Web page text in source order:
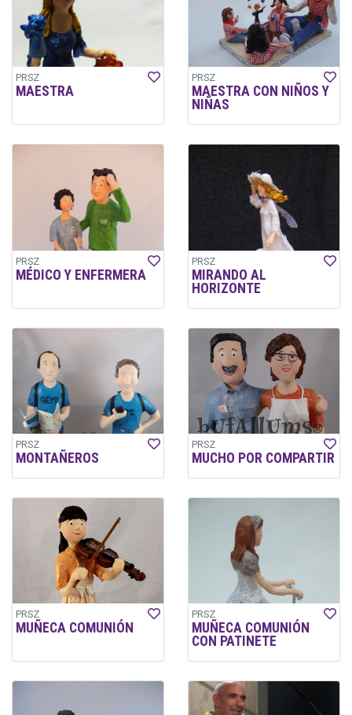
PRSZ
MAESTRA
PRSZ
MAESTRA CON NIÑOS Y
NIÑAS
PRSZ
MÉDICO Y ENFERMERA
PRSZ
MIRANDO AL
HORIZONTE
PRSZ
MONTAÑEROS
PRSZ
MUCHO POR COMPARTIR
PRSZ
MUÑECA COMUNIÓN
PRSZ
MUÑECA COMUNIÓN
CON PATINETE